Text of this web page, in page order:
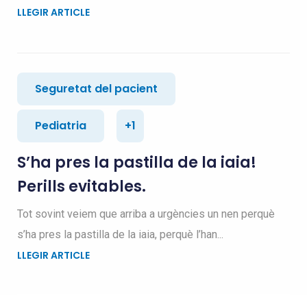
LLEGIR ARTICLE
Seguretat del pacient
Pediatria +1
S’ha pres la pastilla de la iaia!
Perills evitables.
Tot sovint veiem que arriba a urgències un nen perquè
s’ha pres la pastilla de la iaia, perquè l’han...
LLEGIR ARTICLE